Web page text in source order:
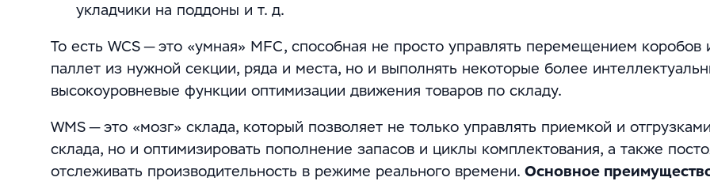
укладчики на поддоны и т. д.
То есть WCS — это «умная» MFC, способная не просто управлять перемещением коробов
паллет из нужной секции, ряда и места, но и выполнять некоторые более
высокоуровневые функции оптимизации движения товаров по складу.
WMS — это «мозг» склада, который позволяет не только управлять приемкой и
склада, но и оптимизировать пополнение запасов и циклы комплектования, а также
отслеживать производительность в режиме реального времени. Основное